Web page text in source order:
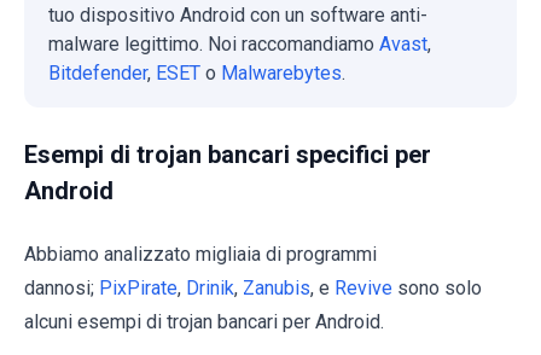
tuo dispositivo Android con un software anti-
malware legittimo. Noi raccomandiamo Avast,
Bitdefender, ESET o Malwarebytes.
Esempi di trojan bancari specifici per
Android
Abbiamo analizzato migliaia di programmi
dannosi; PixPirate, Drinik, Zanubis, e Revive sono solo
alcuni esempi di trojan bancari per Android.